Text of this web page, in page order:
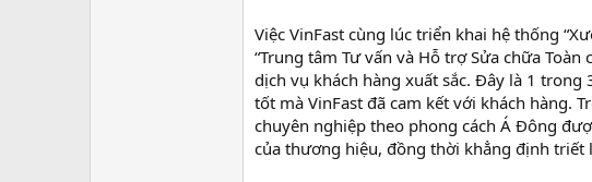
Việc VinFast cùng lúc triển khai hệ thống
“Trung tâm Tư vấn và Hỗ trợ Sửa chữa
dịch vụ khách hàng xuất sắc. Đây là 1
tốt mà VinFast đã cam kết với khách hàng.
chuyên nghiệp theo phong cách Á Đông
của thương hiệu, đồng thời khẳng định triết